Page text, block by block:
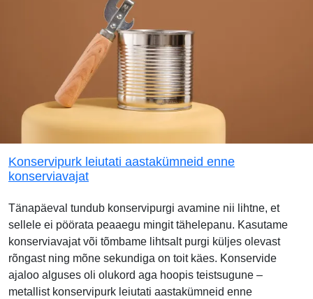
Konservipurk leiutati aastakümneid enne
konserviavajat
Tänapäeval tundub konservipurgi avamine nii lihtne, et
sellele ei pöörata peaaegu mingit tähelepanu. Kasutame
konserviavajat või tõmbame lihtsalt purgi küljes olevast
rõngast ning mõne sekundiga on toit käes. Konservide
ajaloo alguses oli olukord aga hoopis teistsugune –
metallist konservipurk leiutati aastakümneid enne